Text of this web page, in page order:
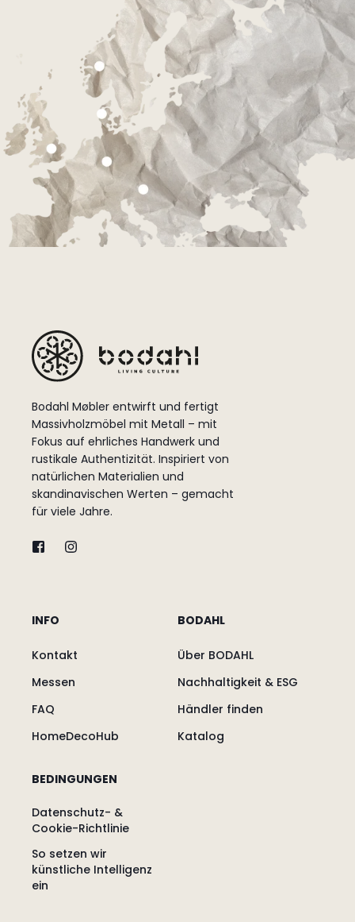
Bodahl Møbler entwirft und fertigt
Massivholzmöbel mit Metall – mit
Fokus auf ehrliches Handwerk und
rustikale Authentizität. Inspiriert von
natürlichen Materialien und
skandinavischen Werten – gemacht
für viele Jahre.
INFO
Kontakt
Messen
FAQ
HomeDecoHub
BODAHL
Über BODAHL
Nachhaltigkeit & ESG
Händler finden
Katalog
BEDINGUNGEN
Datenschutz- &
Cookie-Richtlinie
So setzen wir
künstliche Intelligenz
ein